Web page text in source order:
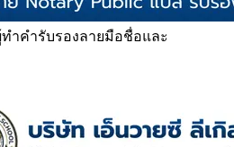
ำคำรับรองลายมือชื่อและ